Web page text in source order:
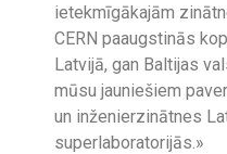
ietekmīgākajām
CERN paaugstinās
Latvijā, gan Baltijas
mūsu jauniešiem
un inženierzinātnes
superlaboratorijās.»